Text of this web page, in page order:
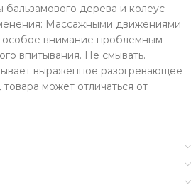
бальзамового дерева и колеус
Массажными движениями
особое внимание проблемным
впитывания. Не смывать.
выраженное разогревающее
может отличаться от